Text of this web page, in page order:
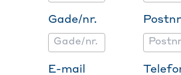
Gade/nr.
E-mail